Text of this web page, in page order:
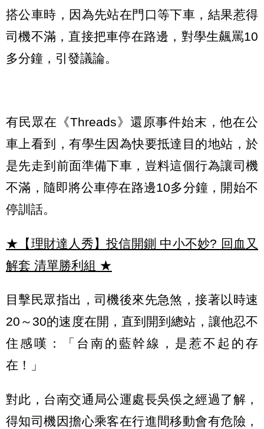
搭公車時，因為先站在門口等下車，結果惹得
司機不滿，直接把車停在路邊，對學生飆罵10
多分鐘，引發議論。
有民眾在《Threads》還原事件始末，他在公
車上看到，有學生因為快要抵達目的地站，於
是先走到前面準備下車，豈料這個行為讓司機
不滿，隨即將公車停在路邊10多分鐘，開始不
停訓話。
★【理財達人秀】投信開鍘 中小不妙? 回血又
解套 清單勝利組 ★
目擊民眾指出，司機後來先急煞，接著以時速
20～30的速度在開，直到開到總站，讓他忍不
住感嘆：「台南的藍幹線，是惹不起的存
在！」
對此，台南交通局公運處長吳俁之經過了解，
得知司機因擔心乘客在行進間移動會有危險，